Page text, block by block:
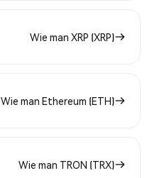
Wie man XRP (XRP)
Wie man Ethereum (ETH)
Wie man TRON (TRX)